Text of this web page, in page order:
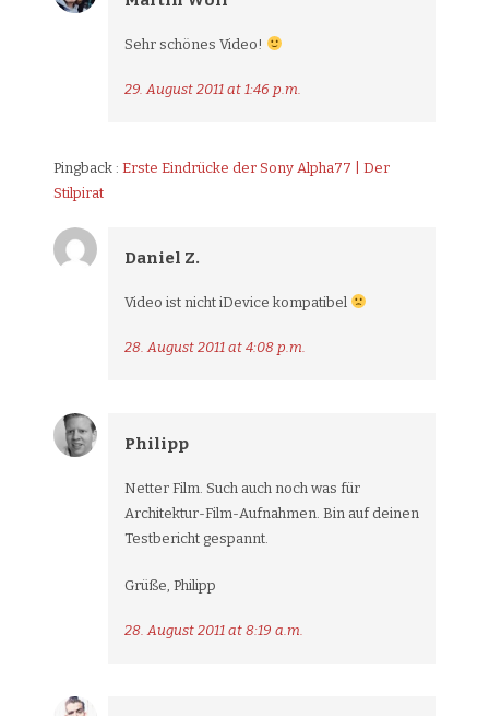
Sehr schönes Video!
29. August 2011 at 1:46 p.m.
Pingback : Erste Eindrücke der Sony Alpha77 | Der
Stilpirat
Daniel Z.
Video ist nicht iDevice kompatibel
28. August 2011 at 4:08 p.m.
Philipp
Netter Film. Such auch noch was für
Architektur-Film-Aufnahmen. Bin auf deinen
Testbericht gespannt.
Grüße, Philipp
28. August 2011 at 8:19 a.m.